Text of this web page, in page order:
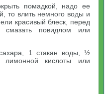
помадкой, надо ее
то влить немного воды и
красивый блеск, перед
смазать повидлом или
1 стакан воды, ½
лимонной кислоты или